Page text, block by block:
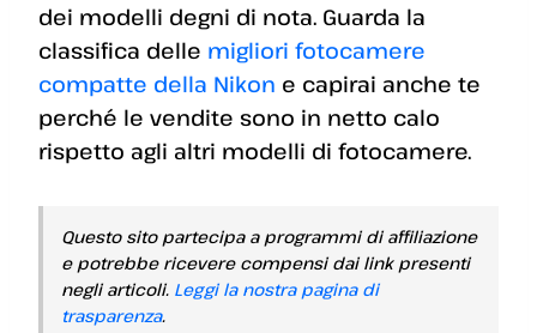
dei modelli degni di nota. Guarda la
classifica delle migliori fotocamere
compatte della Nikon e capirai anche te
perché le vendite sono in netto calo
rispetto agli altri modelli di fotocamere.
Questo sito partecipa a programmi di affiliazione
e potrebbe ricevere compensi dai link presenti
negli articoli. Leggi la nostra pagina di
trasparenza.